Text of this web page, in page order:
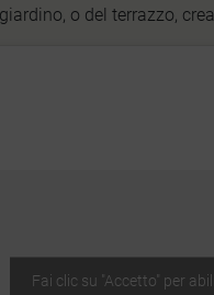
o del terrazzo,
Fai clic su "Accetto" per